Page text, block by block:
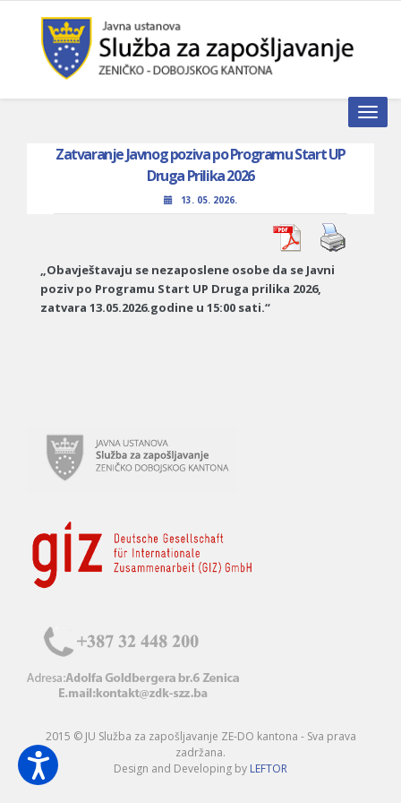
Toggle
Zatvaranje Javnog poziva po Programu Start UP
Druga Prilika 2026
13. 05. 2026.
„Obavještavaju se nezaposlene osobe da se Javni
poziv po Programu Start UP Druga prilika 2026,
zatvara 13.05.2026.godine u 15:00 sati.“
2015 © JU Služba za zapošljavanje ZE-DO kantona - Sva prava
zadržana.
Design and Developing by LEFTOR